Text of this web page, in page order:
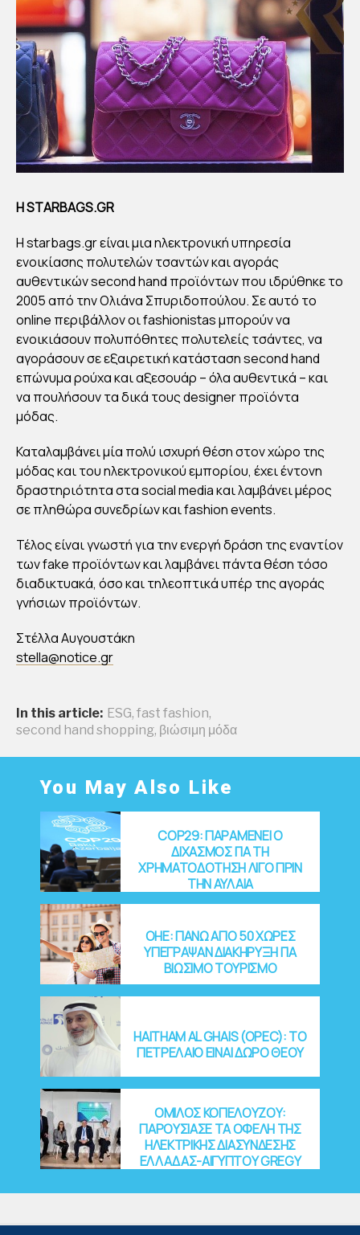
Η STARBAGS.GR
Η starbags.gr είναι μια ηλεκτρονική υπηρεσία
ενοικίασης πολυτελών τσαντών και αγοράς
αυθεντικών second hand προϊόντων που ιδρύθηκε το
2005 από την Ολιάνα Σπυριδοπούλου. Σε αυτό το
online περιβάλλον οι fashionistas μπορούν να
ενοικιάσουν πολυπόθητες πολυτελείς τσάντες, να
αγοράσουν σε εξαιρετική κατάσταση second hand
επώνυμα ρούχα και αξεσουάρ – όλα αυθεντικά – και
να πουλήσουν τα δικά τους designer προϊόντα
μόδας.
Καταλαμβάνει μία πολύ ισχυρή θέση στον χώρο της
μόδας και του ηλεκτρονικού εμπορίου, έχει έντονη
δραστηριότητα στα social media και λαμβάνει μέρος
σε πληθώρα συνεδρίων και fashion events.
Τέλος είναι γνωστή για την ενεργή δράση της εναντίον
των fake προϊόντων και λαμβάνει πάντα θέση τόσο
διαδικτυακά, όσο και τηλεοπτικά υπέρ της αγοράς
γνήσιων προϊόντων.
Στέλλα Αυγουστάκη
stella@notice.gr
In this article: ESG, fast fashion,
second hand shopping, βιώσιμη μόδα
You May Also Like
COP29: ΠΑΡΑΜΕΝΕΙ Ο
ΔΙΧΑΣΜΟΣ ΓΙΑ ΤΗ
ΧΡΗΜΑΤΟΔΟΤΗΣΗ ΛΙΓΟ ΠΡΙΝ
ΤΗΝ ΑΥΛΑΙΑ
OHE: ΠΑΝΩ ΑΠΟ 50 ΧΩΡΕΣ
ΥΠΕΓΡΑΨΑΝ ΔΙΑΚΗΡΥΞΗ ΓΙΑ
ΒΙΩΣΙΜΟ ΤΟΥΡΙΣΜΟ
HAITHAM AL GHAIS (OPEC): ΤΟ
ΠΕΤΡΕΛΑΙΟ ΕΙΝΑΙ ΔΩΡΟ ΘΕΟΥ
ΟΜΙΛΟΣ ΚΟΠΕΛΟΥΖΟΥ:
ΠΑΡΟΥΣΙΑΣΕ ΤΑ ΟΦΕΛΗ ΤΗΣ
ΗΛΕΚΤΡΙΚΗΣ ΔΙΑΣΥΝΔΕΣΗΣ
ΕΛΛΑΔΑΣ-ΑΙΓΥΠΤΟΥ GREGY